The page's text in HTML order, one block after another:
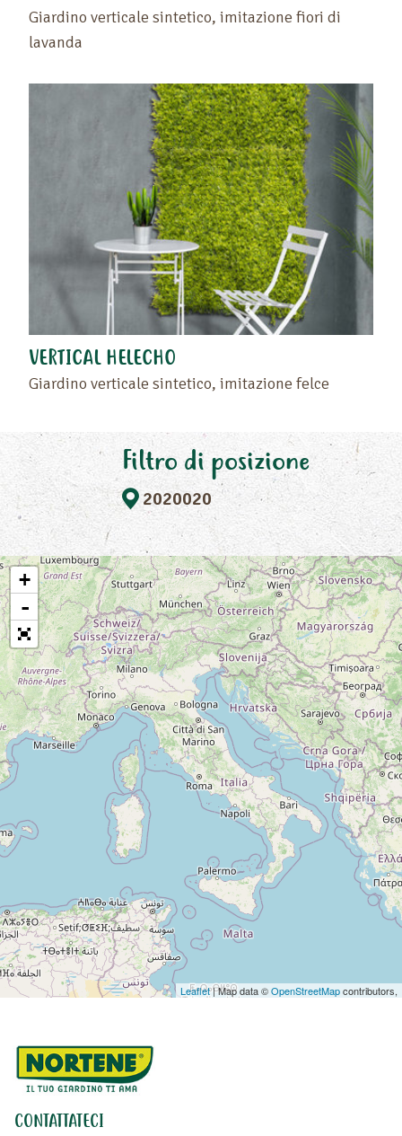
Giardino verticale sintetico, imitazione fiori di
lavanda
VERTICAL HELECHO
Giardino verticale sintetico, imitazione felce
Filtro di posizione
2020020
+
-
Leaflet| Map data ©OpenStreetMapcontributors,
CONTATTATECI